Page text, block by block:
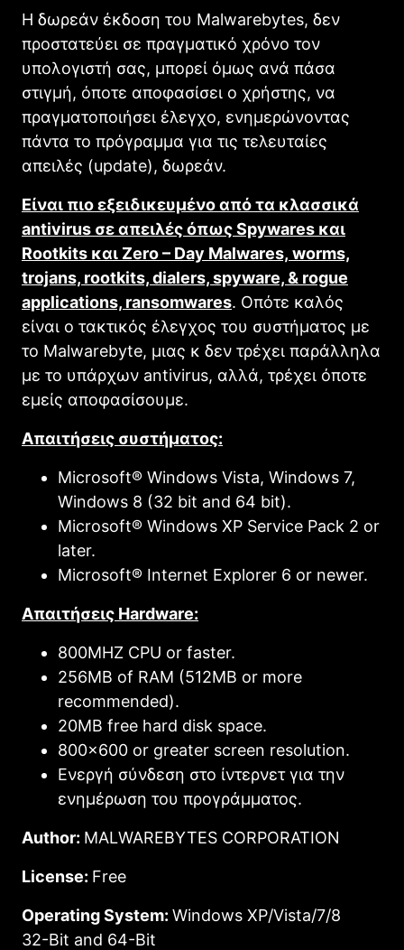
Η δωρεάν έκδοση του Malwarebytes, δεν
προστατεύει σε πραγματικό χρόνο τον
υπολογιστή σας, μπορεί όμως ανά πάσα
στιγμή, όποτε αποφασίσει ο χρήστης, να
πραγματοποιήσει έλεγχο, ενημερώνοντας
πάντα το πρόγραμμα για τις τελευταίες
απειλές (update), δωρεάν.
Είναι πιο εξειδικευμένο από τα κλασσικά
antivirus σε απειλές όπως Spywares και
Rootkits και Zero – Day Malwares, worms,
trojans, rootkits, dialers, spyware, & rogue
applications, ransomwares. Οπότε καλός
είναι ο τακτικός έλεγχος του συστήματος με
το Malwarebyte, μιας κ δεν τρέχει παράλληλα
με το υπάρχων antivirus, αλλά, τρέχει όποτε
εμείς αποφασίσουμε.
Απαιτήσεις συστήματος:
Microsoft® Windows Vista, Windows 7,
Windows 8 (32 bit and 64 bit).
Microsoft® Windows XP Service Pack 2 or
later.
Microsoft® Internet Explorer 6 or newer.
Απαιτήσεις Hardware:
800MHZ CPU or faster.
256MB of RAM (512MB or more
recommended).
20MB free hard disk space.
800×600 or greater screen resolution.
Ενεργή σύνδεση στο ίντερνετ για την
ενημέρωση του προγράμματος.
Author: MALWAREBYTES CORPORATION
License: Free
Operating System: Windows XP/Vista/7/8
32-Bit and 64-Bit